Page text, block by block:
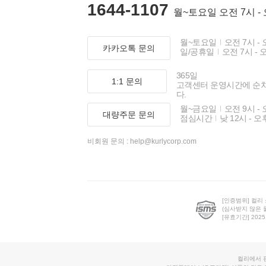
1644-1107 월~토요일 오전 7시 -
카카오톡 문의
월~토요일
오전 7시 -
일/공휴일
오전 7시 -
1:1 문의
365일
고객센터 운영시간에 순
다.
대량주문 문의
월~금요일
오전 9시 -
점심시간
낮 12시 - 오
비회원 문의 : help@kurlycorp.com
[인증범위] 컬리
(심사받지 않은
[유효기간]
컬리에서